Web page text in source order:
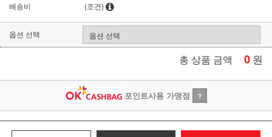
배송비
(조건)
옵션 선택
총 상품 금액 0 원
포인트사용 가맹점 ?